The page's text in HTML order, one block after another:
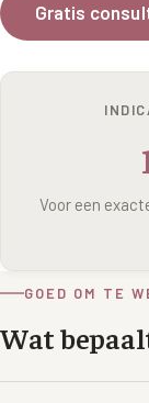
CONTOUR &
Handen
Overmatig
Kaalheid en
Sculptra
Silhouette Soft
Teosyal
HUID &
Epionce
Plexr Soft
PRP-behandeling
Atletisch
Digitale Nek
Gratis
Voor een
GOED OM TE
Wat